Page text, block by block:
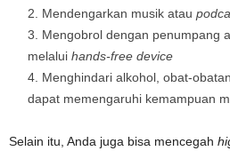
Mendengarkan musik atau
Mengobrol dengan penumpang
melalui hands-free device
Menghindari alkohol, obat-
dapat memengaruhi kemampuan
Selain itu, Anda juga bisa mencegah